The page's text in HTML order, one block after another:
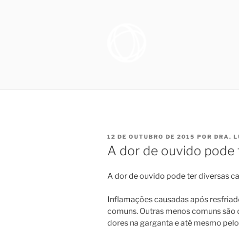
PUBLICADO
EM
12 DE OUTUBRO DE 2015 POR DRA.
A dor de ouvido pode
A dor de ouvido pode ter diversas
Inflamações causadas após
comuns. Outras menos comuns
dores na garganta e até mesmo